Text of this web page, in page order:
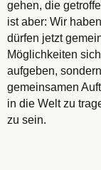
gehen, die
ist aber: Wir
dürfen jetzt
Möglichkeiten
aufgeben,
gemeinsamen
in die Welt zu
zu sein.